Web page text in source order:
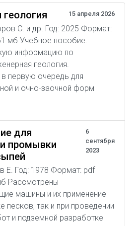
15 апреля 2026
С. и др. Год: 2025 Формат:
мб Учебное пособие.
информацию по
геология.
первую очередь для
и очно-заочной форм
для
промывки
6
сентября
2023
Е. Год: 1978 Формат: pdf
Рассмотрены
машины и их применение
песков, так и при проведении
и подземной разработке